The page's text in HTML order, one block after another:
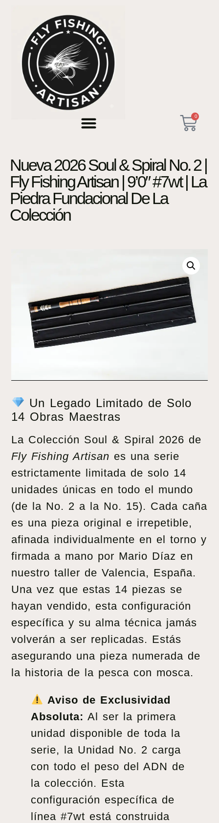
0
Nueva 2026 Soul & Spiral No. 2 |
Fly Fishing Artisan | 9’0″ #7wt | La
Piedra Fundacional De La
Colección
Un Legado Limitado de Solo
14 Obras Maestras
La Colección Soul & Spiral 2026 de
Fly Fishing Artisan es una serie
estrictamente limitada de solo 14
unidades únicas en todo el mundo
(de la No. 2 a la No. 15). Cada caña
es una pieza original e irrepetible,
afinada individualmente en el torno y
firmada a mano por Mario Díaz en
nuestro taller de Valencia, España.
Una vez que estas 14 piezas se
hayan vendido, esta configuración
específica y su alma técnica jamás
volverán a ser replicadas. Estás
asegurando una pieza numerada de
la historia de la pesca con mosca.
Aviso de Exclusividad
Absoluta: Al ser la primera
unidad disponible de toda la
serie, la Unidad No. 2 carga
con todo el peso del ADN de
la colección. Esta
configuración específica de
línea #7wt está construida